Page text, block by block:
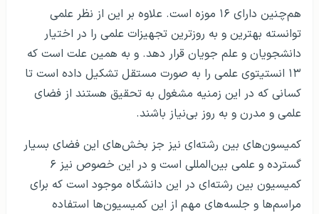
هم‌چنین دارای ۱۶ موزه است. علاوه بر این از نظر علمی
توانسته بهترین و به روزترین تجهیزات علمی را در اختیار
دانشجویان و علم جویان قرار دهد. و به همین علت است که
۱۳ انستیتوی علمی را به صورت مستقل تشکیل داده است تا
کسانی که در این زمنیه مشغول به تحقیق هستند از فضای
علمی و مدرن و به روز بی‌نیاز باشند.
کمیسون‌های بین رشته‌ای نیز جز بخش‌های این فضای بسیار
گسترده و علمی بین‌المللی است و در این خصوص نیز ۶
کمیسیون بین رشته‌ای در این دانشگاه موجود است که برای
مراسم‌ها و جلسه‌های مهم از این کمیسیون‌ها استفاده